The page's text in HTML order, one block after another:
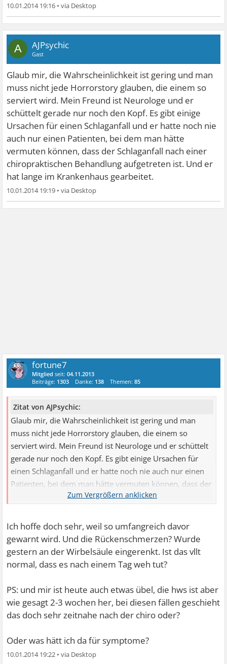
10.01.2014 19:16 •
A AJPsychic
Gast
Glaub mir, die Wahrscheinlichkeit ist gering und man
muss nicht jede Horrorstory glauben, die einem so
serviert wird. Mein Freund ist Neurologe und er
schüttelt gerade nur noch den Kopf. Es gibt einige
Ursachen für einen Schlaganfall und er hatte noch nie
auch nur einen Patienten, bei dem man hätte
vermuten können, dass der Schlaganfall nach einer
chiropraktischen Behandlung aufgetreten ist. Und er
hat lange im Krankenhaus gearbeitet.
10.01.2014 19:19 •
fortune7
Mitglied seit:04.11.2013
Beiträge: 1303 Danke: 138 Themen:85
Zitat von AJPsychic:
Glaub mir, die Wahrscheinlichkeit ist gering und man
muss nicht jede Horrorstory glauben, die einem so
serviert wird. Mein Freund ist Neurologe und er schüttelt
gerade nur noch den Kopf. Es gibt einige Ursachen für
einen Schlaganfall und er hatte noch nie auch nur einen
Patienten, bei dem man hätte vermuten können, dass der
Schlaganfall nach einer chiropraktischen Behandlung
gearbeitet.
Ich hoffe doch sehr, weil so umfangreich davor
gewarnt wird. Und die Rückenschmerzen? Wurde
gestern an der Wirbelsäule eingerenkt. Ist das vllt
normal, dass es nach einem Tag weh tut?
PS: und mir ist heute auch etwas übel, die hws ist aber
wie gesagt 2-3 wochen her, bei diesen fällen geschieht
das doch sehr zeitnahe nach der chiro oder?
Oder was hätt ich da für symptome?
10.01.2014 19:22 •